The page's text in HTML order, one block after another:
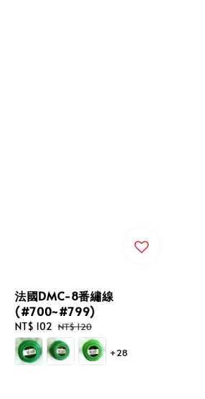
法國DMC-8番繡線
(#700~#799)
Sale
price
NT$ 102 Regular
price
NT$ 120
+28